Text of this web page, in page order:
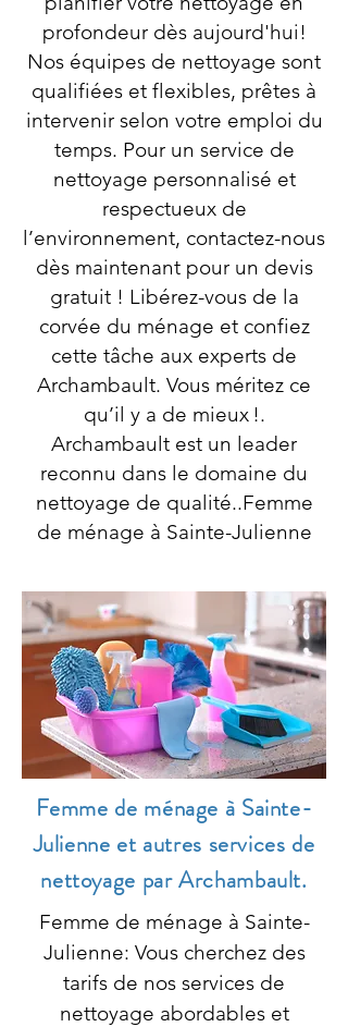
profondeur dès aujourd'hui!
Nos équipes de nettoyage sont
qualifiées et flexibles, prêtes à
intervenir selon votre emploi du
temps. Pour un service de
nettoyage personnalisé et
respectueux de
l’environnement, contactez-nous
dès maintenant pour un devis
gratuit ! Libérez-vous de la
corvée du ménage et confiez
cette tâche aux experts de
Archambault. Vous méritez ce
qu’il y a de mieux !.
Archambault est un leader
reconnu dans le domaine du
nettoyage de qualité..Femme
de ménage à Sainte-Julienne
Femme de ménage à Sainte-
Julienne et autres services de
nettoyage par Archambault.
Femme de ménage à Sainte-
Julienne: Vous cherchez des
tarifs de nos services de
nettoyage abordables et